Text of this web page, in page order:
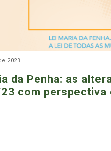
2023
da Penha: as
com perspectiva